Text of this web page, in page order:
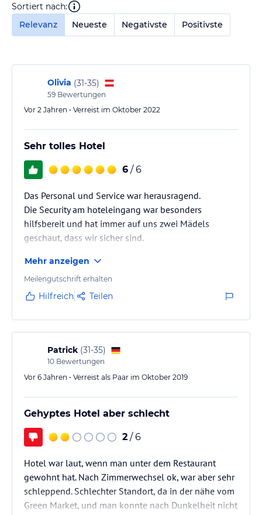
Sortiert nach:
Relevanz
Neueste Negativste Positivste
Olivia (31-35)
59 Bewertungen
Vor 2 Jahren • Verreist im Oktober 2022
Sehr tolles Hotel
6 / 6
Das Personal und Service war herausragend.
Die Security am hoteleingang war besonders
hilfsbereit und hat immer auf uns zwei Mädels
geschaut, dass wir sicher sind.
Fitnessstudio begleitet
Mehr anzeigen
Meilengutschrift erhalten
Hilfreich Teilen
Patrick (31-35)
10 Bewertungen
Vor 6 Jahren • Verreist als Paar im Oktober 2019
Gehyptes Hotel aber schlecht
2 / 6
Hotel war laut, wenn man unter dem Restaurant
gewohnt hat. Nach Zimmerwechsel ok, war aber sehr
schleppend. Schlechter Standort, da in der nähe vom
Green Market, und man konnte nach Dunkelheit nicht